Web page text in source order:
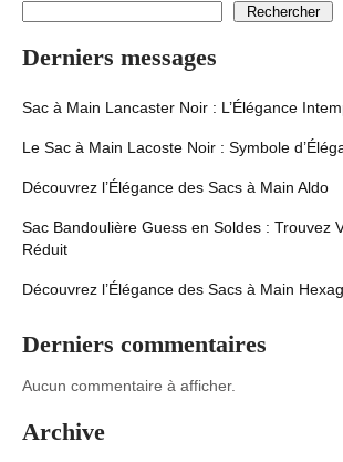
Rechercher
Derniers messages
Sac à Main Lancaster Noir : L’Élégance
Le Sac à Main Lacoste Noir : Symbole
Découvrez l’Élégance des Sacs à Main Aldo
Sac Bandoulière Guess en Soldes : Trouvez
Réduit
Découvrez l’Élégance des Sacs à Main
Derniers commentaires
Aucun commentaire à afficher.
Archive